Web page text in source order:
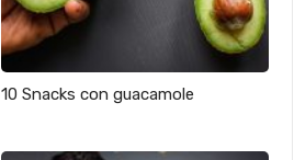
10 Snacks con guacamole